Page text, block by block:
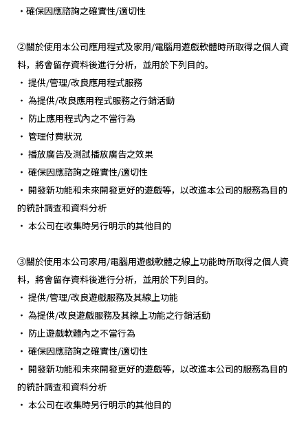
・確保因應諮詢之確實性/適切性
②關於使用本公司應用程式及家用/電腦用遊戲軟體時所取得之個人資
料，將會留存資料後進行分析，並用於下列目的。
・ 提供/管理/改良應用程式服務
・ 為提供/改良應用程式服務之行銷活動
・ 防止應用程式內之不當行為
・ 管理付費狀況
・ 播放廣告及測試播放廣告之效果
・ 確保因應諮詢之確實性/適切性
・ 開發新功能和未來開發更好的遊戲等，以改進本公司的服務為目的
的統計調查和資料分析
・ 本公司在收集時另行明示的其他目的
③關於使用本公司家用/電腦用遊戲軟體之線上功能時所取得之個人資
料，將會留存資料後進行分析，並用於下列目的。
・ 提供/管理/改良遊戲服務及其線上功能
・ 為提供/改良遊戲服務及其線上功能之行銷活動
・ 防止遊戲軟體內之不當行為
・ 確保因應諮詢之確實性/適切性
・ 開發新功能和未來開發更好的遊戲等，以改進本公司的服務為目的
的統計調查和資料分析
・ 本公司在收集時另行明示的其他目的